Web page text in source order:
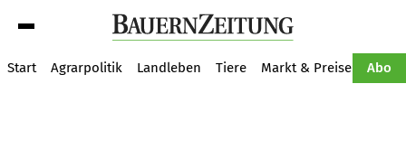
Start Agrarpolitik Landleben Tiere Markt & Preise Abo